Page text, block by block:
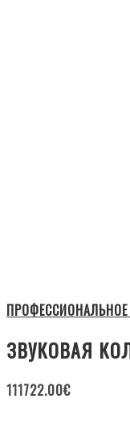
ЗВУКОВАЯ
111722.00€